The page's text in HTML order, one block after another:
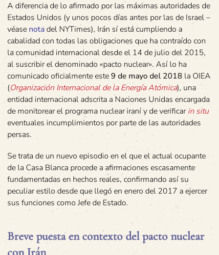
A diferencia de lo afirmado por las máximas autoridades de
Estados Unidos (y unos pocos días antes por las de Israel –
véase notadel NYTimes), Irán sí está cumpliendo a
cabalidad con todas las obligaciones que ha contraído con
la comunidad internacional desde el 14 de julio del 2015,
al suscribir el denominado «pacto nuclear». Así lo ha
comunicado oficialmente este9 de mayo del 2018 la OIEA
(Organización Internacional de la Energía Atómica), una
entidad internacional adscrita a Naciones Unidas encargada
de monitorear el programa nuclear iraní y de verificarin situ
eventuales incumplimientos por parte de las autoridades
persas.
Se trata de un nuevo episodio en el que el actual ocupante
de la Casa Blanca procede a afirmaciones escasamente
fundamentadas en hechos reales, confirmando así su
peculiar estilo desde que llegó en enero del 2017 a ejercer
sus funciones como Jefe de Estado.
Breve puesta en contexto del pacto nuclear